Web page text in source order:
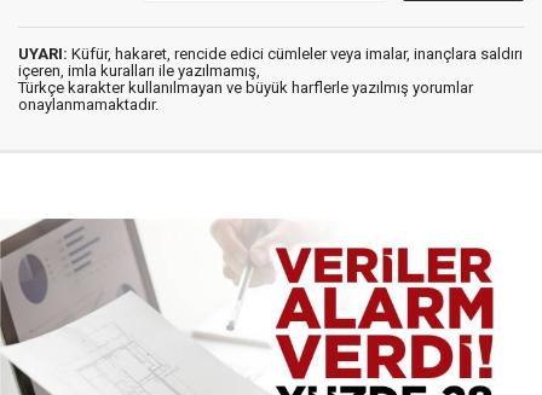
UYARI: Küfür, hakaret, rencide edici cümleler veya imalar, inançlara saldırı
içeren, imla kuralları ile yazılmamış,
Türkçe karakter kullanılmayan ve büyük harflerle yazılmış yorumlar
onaylanmamaktadır.